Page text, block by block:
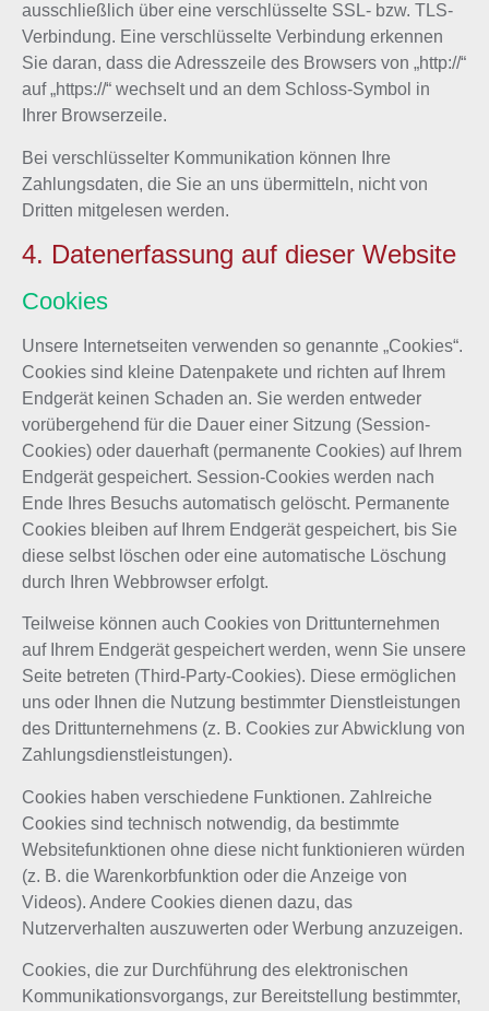
ausschließlich über eine verschlüsselte SSL- bzw. TLS-
Verbindung. Eine verschlüsselte Verbindung erkennen
Sie daran, dass die Adresszeile des Browsers von „http://“
auf „https://“ wechselt und an dem Schloss-Symbol in
Ihrer Browserzeile.
Bei verschlüsselter Kommunikation können Ihre
Zahlungsdaten, die Sie an uns übermitteln, nicht von
Dritten mitgelesen werden.
4. Datenerfassung auf dieser Website
Cookies
Unsere Internetseiten verwenden so genannte „Cookies“.
Cookies sind kleine Datenpakete und richten auf Ihrem
Endgerät keinen Schaden an. Sie werden entweder
vorübergehend für die Dauer einer Sitzung (Session-
Cookies) oder dauerhaft (permanente Cookies) auf Ihrem
Endgerät gespeichert. Session-Cookies werden nach
Ende Ihres Besuchs automatisch gelöscht. Permanente
Cookies bleiben auf Ihrem Endgerät gespeichert, bis Sie
diese selbst löschen oder eine automatische Löschung
durch Ihren Webbrowser erfolgt.
Teilweise können auch Cookies von Drittunternehmen
auf Ihrem Endgerät gespeichert werden, wenn Sie unsere
Seite betreten (Third-Party-Cookies). Diese ermöglichen
uns oder Ihnen die Nutzung bestimmter Dienstleistungen
des Drittunternehmens (z. B. Cookies zur Abwicklung von
Zahlungsdienstleistungen).
Cookies haben verschiedene Funktionen. Zahlreiche
Cookies sind technisch notwendig, da bestimmte
Websitefunktionen ohne diese nicht funktionieren würden
(z. B. die Warenkorbfunktion oder die Anzeige von
Videos). Andere Cookies dienen dazu, das
Nutzerverhalten auszuwerten oder Werbung anzuzeigen.
Cookies, die zur Durchführung des elektronischen
Kommunikationsvorgangs, zur Bereitstellung bestimmter,